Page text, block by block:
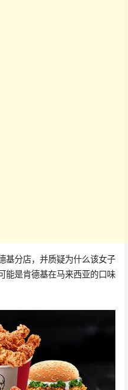
基分店，并质疑为什么该女子
能是肯德基在马来西亚的口味